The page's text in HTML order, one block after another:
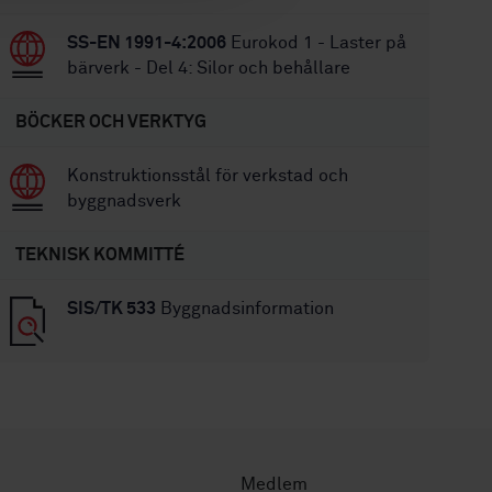
SS-EN 1991-4:2006 Eurokod 1 - Laster på
bärverk - Del 4: Silor och behållare
BÖCKER OCH VERKTYG
Konstruktionsstål för verkstad och
byggnadsverk
TEKNISK KOMMITTÉ
SIS/TK 533 Byggnadsinformation
Medlem